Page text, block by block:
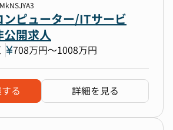
ンピューター/ITサービ
公開求人
708万円〜1008万円
る 詳細を見る